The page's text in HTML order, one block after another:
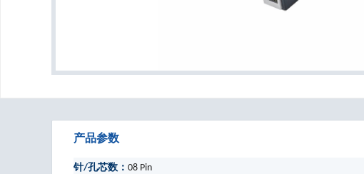
产品参数
针/孔芯数： 08 Pin